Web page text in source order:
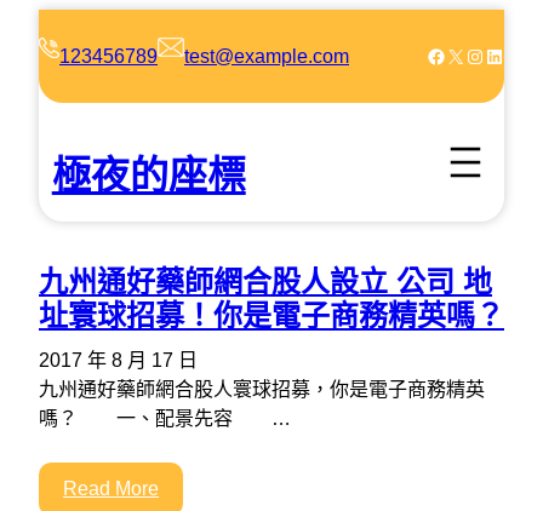
123456789 test@example.com Facebook X Instagram LinkedIn
極夜的座標
九州通好藥師網合股人設立 公司 地
址寰球招募！你是電子商務精英嗎？
2017 年 8 月 17 日
九州通好藥師網合股人寰球招募，你是電子商務精英
嗎？ 一、配景先容 …
Read More